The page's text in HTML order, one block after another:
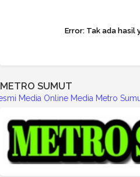
Error: Tak ada hasil
METRO SUMUT
Metro Sumut, Penerbit : PT